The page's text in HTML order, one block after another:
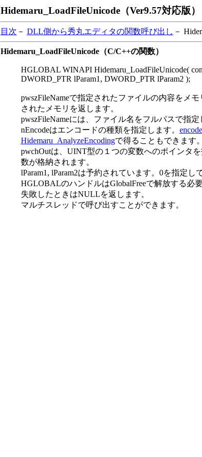
Hidemaru_LoadFileUnicode（Ver9.57対応版）
目次 － DLL側から秀丸エディタの関数呼び出し －
Hidemaru_LoadFileUnicode（C/C++の関数）
HGLOBAL WINAPI Hidemaru_LoadFileUnicode(
DWORD_PTR lParam1, DWORD_PTR lParam2 );
pwszFileNameで指定されたファイルの内容をメ
されたメモリを返します。
pwszFileNameには、ファイル名をフルパスで指定
nEncodeはエンコードの種類を指定します。 encode
Hidemaru_AnalyzeEncodingで得ることもできます。
pwchOutは、UINT型の１つの変数へのポインタ
数が格納されます。
lParam1, lParam2は予約されています。0を指定し
HGLOBALのハンドルはGlobalFreeで解放する必
失敗したときはNULLを返します。
マルチスレッドで呼び出すことができます。